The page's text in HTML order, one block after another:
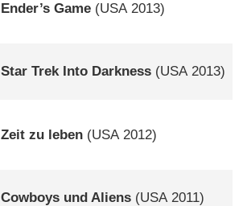
Ender’s Game (USA2013)
Star Trek Into Darkness (USA2013)
Zeit zu leben (USA 2012)
Cowboys und Aliens (USA2011)